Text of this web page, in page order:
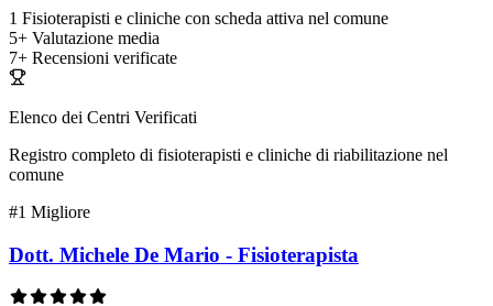
1 Fisioterapisti e cliniche con scheda attiva nel comune
5+ Valutazione media
7+ Recensioni verificate
Elenco dei Centri Verificati
Registro completo di fisioterapisti e cliniche di riabilitazione nel
comune
#1 Migliore
Dott. Michele De Mario - Fisioterapista